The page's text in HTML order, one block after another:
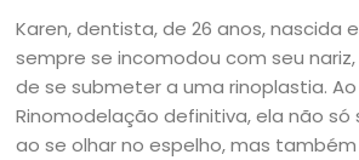
Karen, dentista, de 26 anos, nascida
sempre se incomodou com seu
de se submeter a uma rinoplastia.
Rinomodelação definitiva, ela não só
ao se olhar no espelho, mas